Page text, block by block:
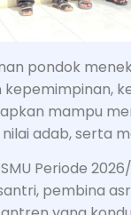
pondok
mampu
adab, serta
Periode
pembina